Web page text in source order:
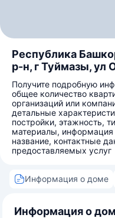
Республика
р-н, г Туймазы, ул
Получите подробную
общее количество
организаций или
детальные
постройки, этажность,
материалы,
название, контактные
предоставляемых услуг
Информация о доме
Информация о